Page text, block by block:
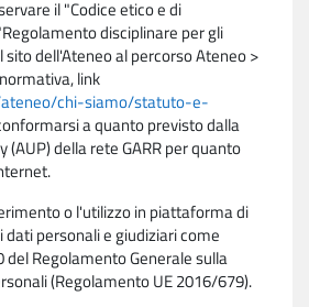
il "Codice etico e di
disciplinare per gli
dell'Ateneo al percorso Ateneo >
link
chi-siamo/statuto-e-
a quanto previsto dalla
(AUP) della rete GARR per quanto
o l'utilizzo in piattaforma di
personali e giudiziari come
del Regolamento Generale sulla
(Regolamento UE 2016/679).